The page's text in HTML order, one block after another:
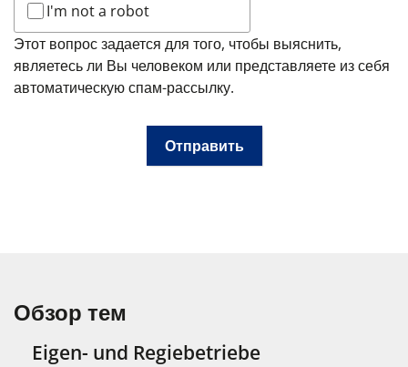
I'm not a robot
Этот вопрос задается для того, чтобы выяснить,
являетесь ли Вы человеком или представляете из себя
автоматическую спам-рассылку.
Обзор тем
Eigen- und Regiebetriebe